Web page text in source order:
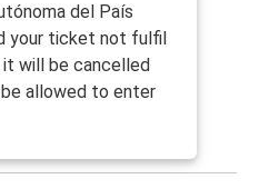
del País
your ticket not fulfil
will be cancelled
be allowed to enter